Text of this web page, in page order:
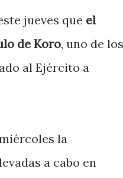
jueves que el
de Koro, uno de los
al Ejército a
la
a cabo en